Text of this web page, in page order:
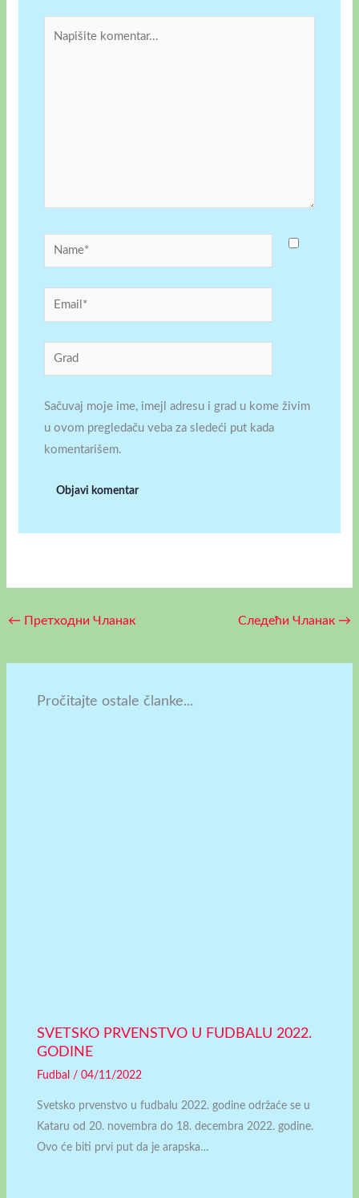
Name*
Email*
Grad
Sačuvaj moje ime, imejl adresu i grad u kome živim
u ovom pregledaču veba za sledeći put kada
komentarišem.
← Претходни Чланак Следећи Чланак →
Pročitajte ostale članke...
SVETSKO PRVENSTVO U FUDBALU 2022.
GODINE
Fudbal / 04/11/2022
Svetsko prvenstvo u fudbalu 2022. godine održaće se u
Kataru od 20. novembra do 18. decembra 2022. godine.
Ovo će biti prvi put da je arapska…